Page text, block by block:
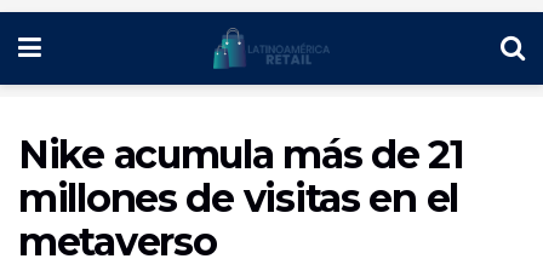
Nike acumula más de 21
millones de visitas en el
metaverso